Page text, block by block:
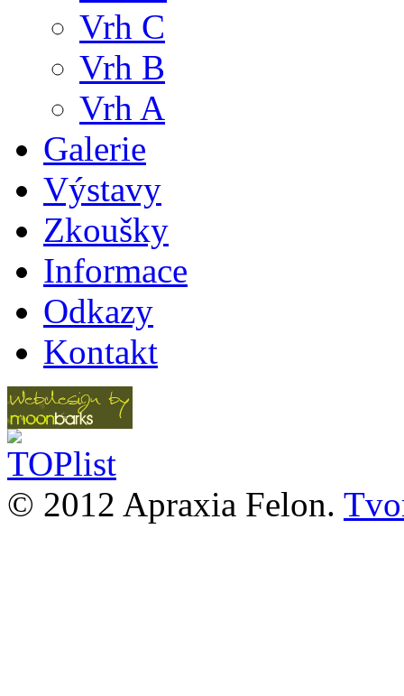
Vrh C
Vrh B
Vrh A
Galerie
Výstavy
Zkoušky
Informace
Odkazy
Kontakt
© 2012 Apraxia Felon.